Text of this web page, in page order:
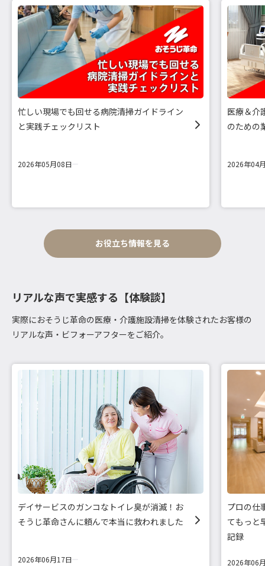
忙しい現場でも回せる病院清掃ガイドライン
と実践チェックリスト
2026年05月08日
医療＆介
のための
2026年04
お役立ち情報を見る
リアルな声で実感する【体験談】
実際におそうじ革命の医療・介護施設清掃を体験されたお客様の
リアルな声・ビフォーアフターをご紹介。
デイサービスのガンコなトイレ臭が消滅！お
そうじ革命さんに頼んで本当に救われました
2026年06月17日
プロの仕
てもっと
記録
2026年06